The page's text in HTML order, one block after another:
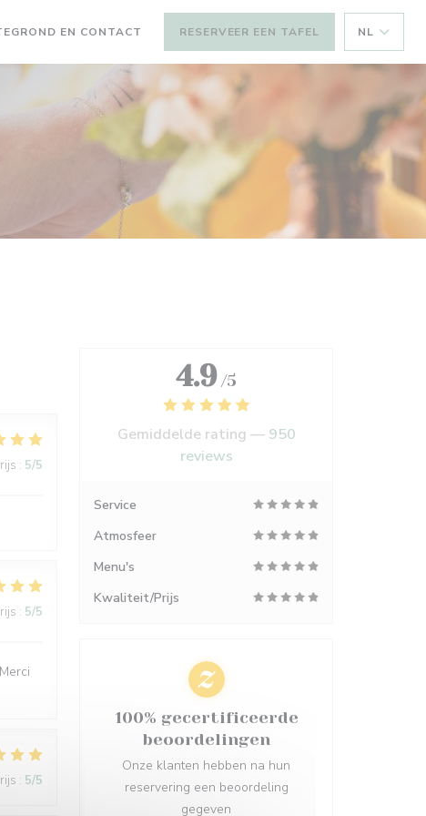
EN CONTACT RESERVEER EEN TAFEL NL
: 5/5
: 5/5
: 5/5
4.9 /5
Gemiddelde rating — 950
reviews
Service
Atmosfeer
Menu's
Kwaliteit/Prijs
100% gecertificeerde
beoordelingen
Onze klanten hebben na hun
reservering een beoordeling
gegeven